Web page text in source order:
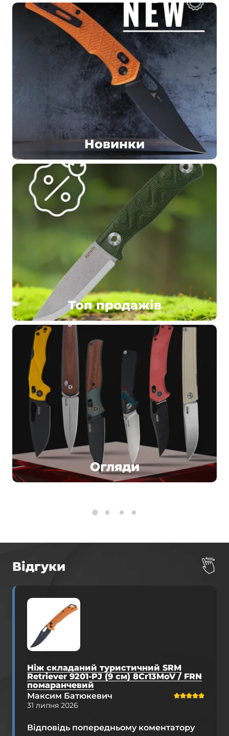
Новинки
Топ продажів
Огляди
Відгуки
Ніж складаний туристичний SRM
Retriever 9201-PJ (9 см) 8Cr13MoV / FRN
помаранчевий
Максим Батюкевич
31 липня 2026
Відповідь попередньому коментатору